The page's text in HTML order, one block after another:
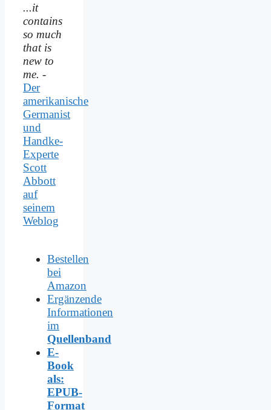
...it
contains
so much
that is
new to
me. -
Der
amerikanische
Germanist
und
Handke-
Experte
Scott
Abbott
auf
seinem
Weblog
Bestellen
bei
Amazon
Ergänzende
Informationen
im
Quellenband
E-
Book
als:
EPUB-
Format